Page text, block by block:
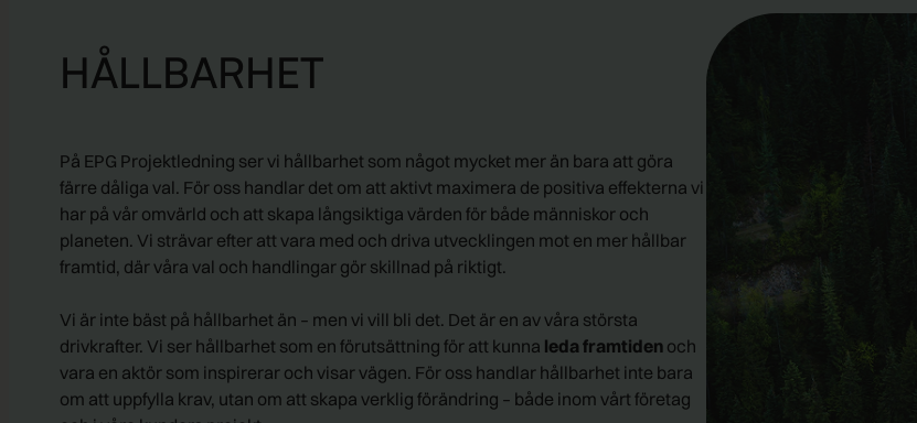
HÅLLBARHET
På EPG Projektledning ser vi hållbarhet som något mycket mer än bara att göra
färre dåliga val. För oss handlar det om att aktivt maximera de positiva effekterna vi
har på vår omvärld och att skapa långsiktiga värden för både människor och
planeten. Vi strävar efter att vara med och driva utvecklingen mot en mer hållbar
framtid, där våra val och handlingar gör skillnad på riktigt.
Vi är inte bäst på hållbarhet än – men vi vill bli det. Det är en av våra största
drivkrafter. Vi ser hållbarhet som en förutsättning för att kunna leda framtiden och
vara en aktör som inspirerar och visar vägen. För oss handlar hållbarhet inte bara
om att uppfylla krav, utan om att skapa verklig förändring – både inom vårt företag